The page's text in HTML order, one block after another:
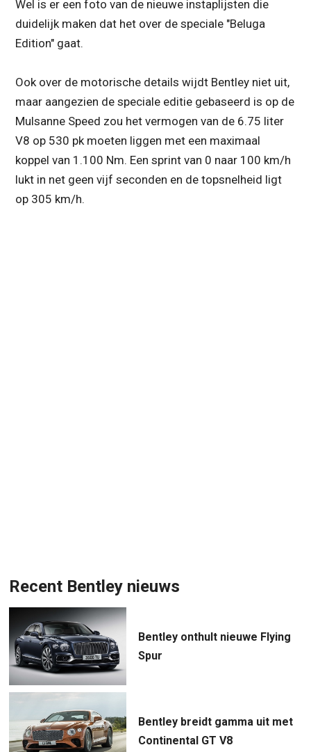
Wel is er een foto van de nieuwe instaplijsten die
duidelijk maken dat het over de speciale "Beluga
Edition" gaat.
Ook over de motorische details wijdt Bentley niet uit,
maar aangezien de speciale editie gebaseerd is op de
Mulsanne Speed zou het vermogen van de 6.75 liter
V8 op 530 pk moeten liggen met een maximaal
koppel van 1.100 Nm. Een sprint van 0 naar 100 km/h
lukt in net geen vijf seconden en de topsnelheid ligt
op 305 km/h.
Recent Bentley nieuws
Bentley onthult nieuwe Flying
Spur
Bentley breidt gamma uit met
Continental GT V8